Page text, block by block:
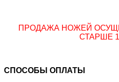
ПРОДАЖА НОЖЕЙ
СТАРШЕ
СПОСОБЫ ОПЛАТЫ